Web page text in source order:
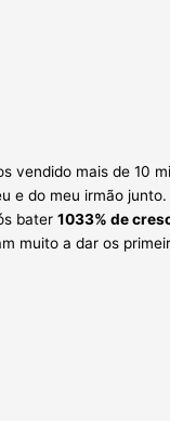
vendido mais de 10
e do meu irmão
bater 1033% de
muito a dar os